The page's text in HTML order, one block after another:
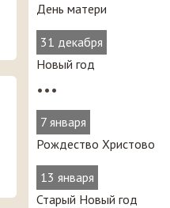
День матери
31 декабря
Новый год
•••
7 января
Рождество Христово
13 января
Старый Новый год